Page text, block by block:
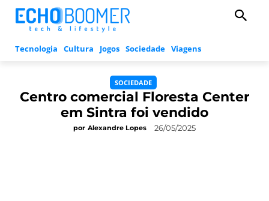
Tecnologia Cultura Jogos Sociedade Viagens
SOCIEDADE
Centro comercial Floresta Center
em Sintra foi vendido
por Alexandre Lopes 26/05/2025